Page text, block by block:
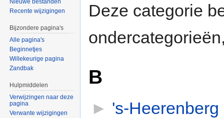
Deze categorie
B
► 's-Heerenberg
Nieuwe bestanden
Recente wijzigingen
Bijzondere pagina's
Alle pagina's
Beginnetjes
Willekeurige pagina
Zandbak
Hulpmiddelen
Verwijzingen naar deze
pagina
Verwante wijzigingen